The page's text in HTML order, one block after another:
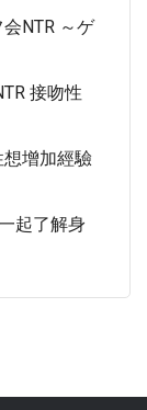
NTR ～ゲ
接吻性
增加經驗
起了解身